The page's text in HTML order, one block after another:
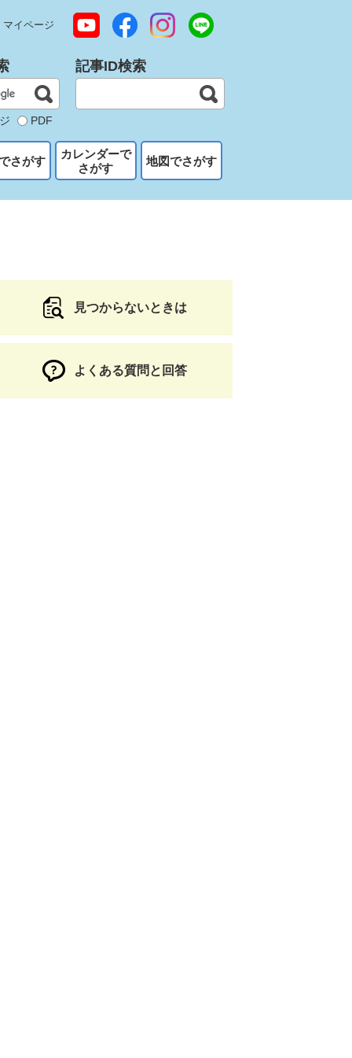
マイページ
PDF
記事ID検索
さがす
カレンダーで
さがす
地図でさがす
見つからないときは
よくある質問と回答